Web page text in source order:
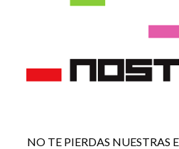
NO TE PIERDAS NUESTRAS